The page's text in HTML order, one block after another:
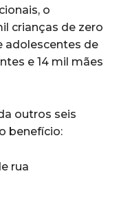
o
crianças de zero
adolescentes de
e 14 mil mães
outros seis
benefício:
rua